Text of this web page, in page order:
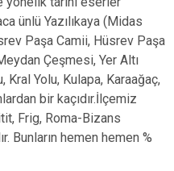
ünlü Yazılıkaya (Midas
Paşa Camii, Hüsrev Paşa
Çeşmesi, Yer Altı
Yolu, Kulapa, Karaağaç,
bir kaçıdır.İlçemiz
Frig, Roma-Bizans
Bunların hemen hemen %